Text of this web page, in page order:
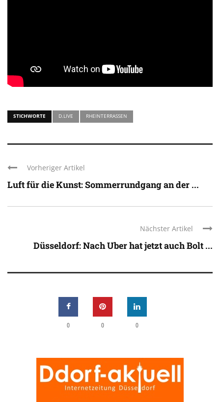
STICHWORTE D.LIVE RHEINTERRASSEN
Vorheriger Artikel
Luft für die Kunst: Sommerrundgang an der ...
Nächster Artikel
Düsseldorf: Nach Uber hat jetzt auch Bolt ...
0 0 0